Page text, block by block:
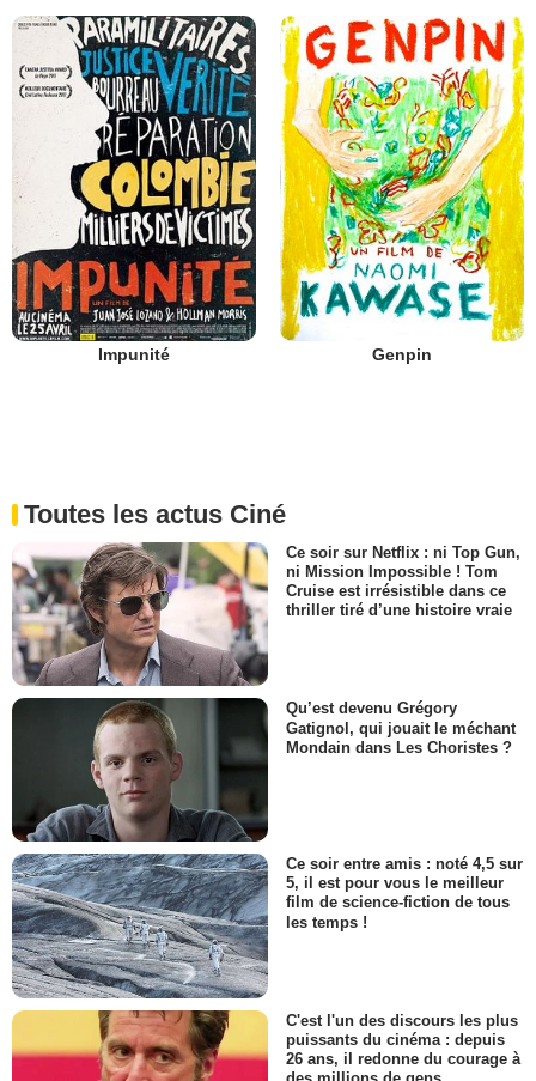
Impunité Genpin
Toutes les actus Ciné
Ce soir sur Netflix : ni Top Gun,
ni Mission Impossible ! Tom
Cruise est irrésistible dans ce
thriller tiré d’une histoire vraie
Qu’est devenu Grégory
Gatignol, qui jouait le méchant
Mondain dans Les Choristes ?
Ce soir entre amis : noté 4,5 sur
5, il est pour vous le meilleur
film de science-fiction de tous
les temps !
C'est l'un des discours les plus
puissants du cinéma : depuis
26 ans, il redonne du courage à